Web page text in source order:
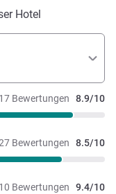
Hotel
Bewertungen 8.9/10
Bewertungen 8.5/10
Bewertungen 9.4/10